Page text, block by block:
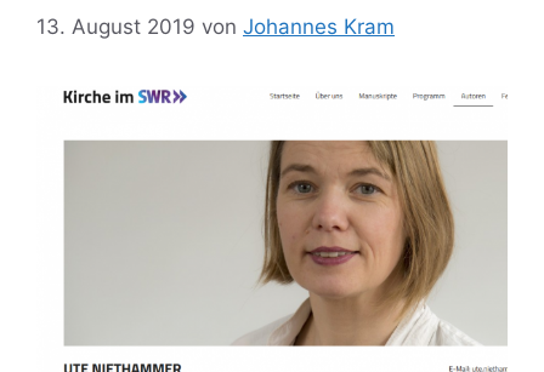
13. August 2019 von Johannes Kram